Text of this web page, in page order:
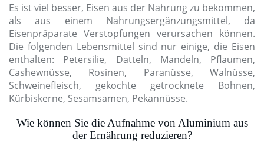
Es ist viel besser, Eisen aus der Nahrung zu bekommen,
als aus einem Nahrungsergänzungsmittel, da
Eisenpräparate Verstopfungen verursachen können.
Die folgenden Lebensmittel sind nur einige, die Eisen
enthalten: Petersilie, Datteln, Mandeln, Pflaumen,
Cashewnüsse, Rosinen, Paranüsse, Walnüsse,
Schweinefleisch, gekochte getrocknete Bohnen,
Kürbiskerne, Sesamsamen, Pekannüsse.
Wie können Sie die Aufnahme von Aluminium aus
der Ernährung reduzieren?